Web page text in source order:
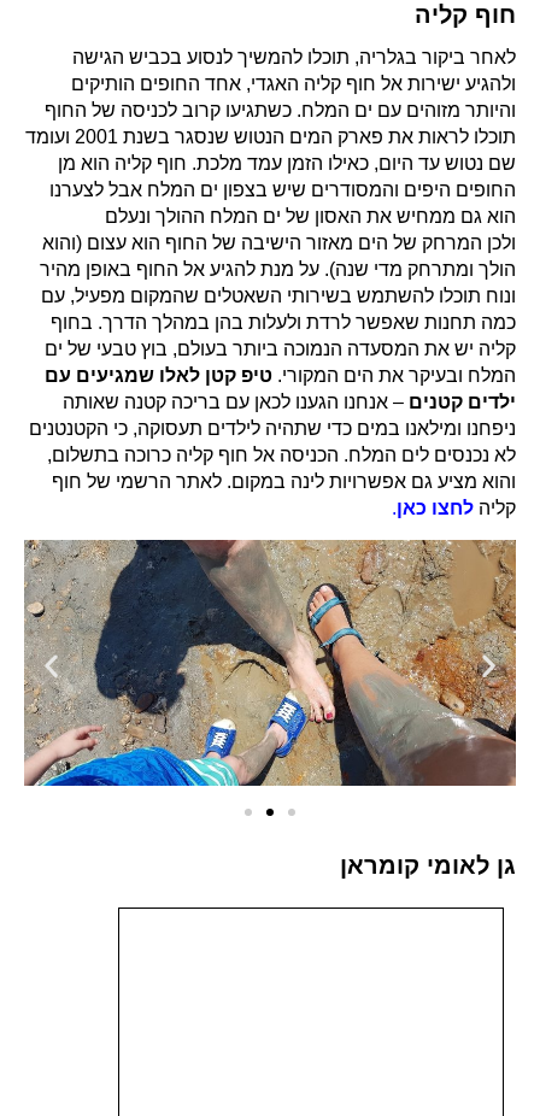
חוף קליה
לאחר ביקור בגלריה, תוכלו להמשיך לנסוע בכביש הגישה
ולהגיע ישירות אל חוף קליה האגדי, אחד החופים הותיקים
והיותר מזוהים עם ים המלח. כשתגיעו קרוב לכניסה של החוף
תוכלו לראות את פארק המים הנטוש שנסגר בשנת 2001 ועומד
שם נטוש עד היום, כאילו הזמן עמד מלכת. חוף קליה הוא מן
החופים היפים והמסודרים שיש בצפון ים המלח אבל לצערנו
הוא גם ממחיש את האסון של ים המלח ההולך ונעלם
ולכן המרחק של הים מאזור הישיבה של החוף הוא עצום (והוא
הולך ומתרחק מדי שנה). על מנת להגיע אל החוף באופן מהיר
ונוח תוכלו להשתמש בשירותי השאטלים שהמקום מפעיל, עם
כמה תחנות שאפשר לרדת ולעלות בהן במהלך הדרך. בחוף
קליה יש את המסעדה הנמוכה ביותר בעולם, בוץ טבעי של ים
המלח ובעיקר את הים המקורי. טיפ קטן לאלו שמגיעים עם
ילדים קטנים – אנחנו הגענו לכאן עם בריכה קטנה שאותה
ניפחנו ומילאנו במים כדי שתהיה לילדים תעסוקה, כי הקטנטנים
לא נכנסים לים המלח. הכניסה אל חוף קליה כרוכה בתשלום,
והוא מציע גם אפשרויות לינה במקום. לאתר הרשמי של חוף
קליה לחצו כאן.
גן לאומי קומראן